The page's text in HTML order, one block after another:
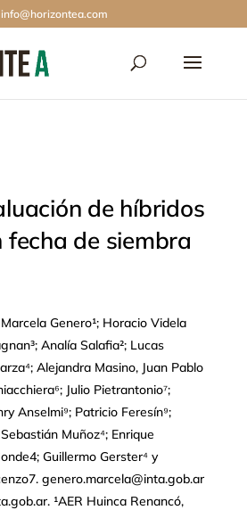
info@horizontea.com
de híbridos
fecha de siembra
Genero¹; Horacio Videla
Analía Salafia²; Lucas
Alejandra Masino, Juan Pablo
Julio Pietrantonio⁷;
Anselmi⁹; Patricio Feresín⁹;
Muñoz⁴; Enrique
Guillermo Gerster⁴ y
genero.marcela@inta.gob.ar
¹AER Huinca Renancó,